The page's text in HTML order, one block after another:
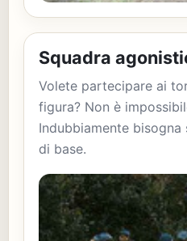
Squadra
Volete partecipare ai
figura? Non è
Indubbiamente
di base.